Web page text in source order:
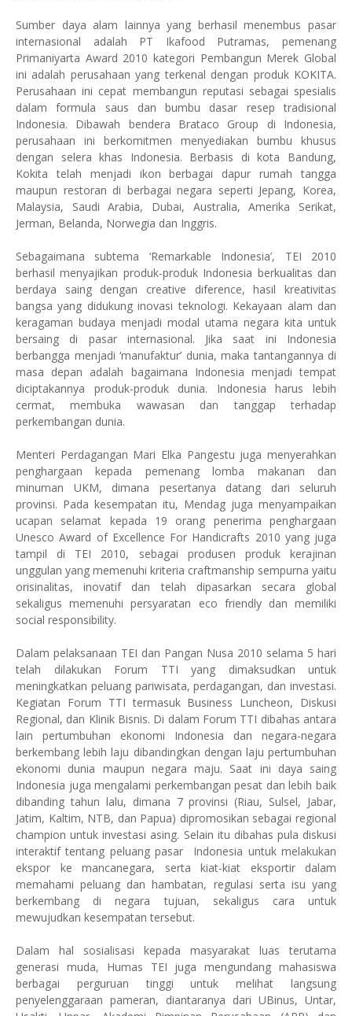
Sumber daya alam lainnya yang berhasil menembus pasar
internasional adalah PT Ikafood Putramas, pemenang
Primaniyarta Award 2010 kategori Pembangun Merek Global
ini adalah perusahaan yang terkenal dengan produk KOKITA.
Perusahaan ini cepat membangun reputasi sebagai spesialis
dalam formula saus dan bumbu dasar resep tradisional
Indonesia. Dibawah bendera Brataco Group di Indonesia,
perusahaan ini berkomitmen menyediakan bumbu khusus
dengan selera khas Indonesia. Berbasis di kota Bandung,
Kokita telah menjadi ikon berbagai dapur rumah tangga
maupun restoran di berbagai negara seperti Jepang, Korea,
Malaysia, Saudi Arabia, Dubai, Australia, Amerika Serikat,
Jerman, Belanda, Norwegia dan Inggris.
Sebagaimana subtema ‘Remarkable Indonesia’, TEI 2010
berhasil menyajikan produk-produk Indonesia berkualitas dan
berdaya saing dengan creative diference, hasilkreativitas
bangsa yang didukunginovasi teknologi. Kekayaan alam dan
keragaman budaya menjadi modal utama negara kita untuk
bersaing di pasar internasional. Jika saat ini Indonesia
berbangga menjadi ‘manufaktur’ dunia, maka tantangannya di
masa depan adalah bagaimana Indonesia menjadi tempat
diciptakannya produk-produk dunia. Indonesia harus lebih
cermat, membuka wawasan dan tanggap terhadap
perkembangan dunia.
Menteri Perdagangan Mari Elka Pangestu juga menyerahkan
penghargaan kepada pemenang lomba makanan dan
minuman UKM, dimana pesertanya datang dari seluruh
provinsi. Pada kesempatan itu, Mendag juga menyampaikan
ucapan selamat kepada 19 orang penerima penghargaan
Unesco Award of Excellence For Handicrafts 2010 yang juga
tampil di TEI 2010, sebagai produsen produk kerajinan
unggulan yang memenuhi kriteria craftmanship sempurna yaitu
orisinalitas, inovatif dan telah dipasarkan secara global
sekaligus memenuhi persyaratan eco friendly dan memiliki
social responsibility.
Dalam pelaksanaan TEI dan Pangan Nusa 2010 selama 5 hari
telah dilakukan Forum TTI yang dimaksudkan untuk
meningkatkan peluang pariwisata, perdagangan, dan investasi.
Kegiatan Forum TTI termasuk Business Luncheon, Diskusi
Regional, dan Klinik Bisnis. Di dalam Forum TTI dibahas antara
lain pertumbuhan ekonomi Indonesia dan negara-negara
berkembang lebih laju dibandingkan dengan laju pertumbuhan
ekonomi dunia maupun negara maju. Saat ini daya saing
Indonesia juga mengalami perkembangan pesat danlebih baik
dibanding tahun lalu, dimana 7 provinsi (Riau, Sulsel, Jabar,
Jatim, Kaltim, NTB, dan Papua) dipromosikan sebagai regional
championuntuk investasi asing. Selain itu dibahas pula diskusi
interaktif tentang peluang pasar Indonesia untuk melakukan
ekspor ke mancanegara, serta kiat-kiat eksportir dalam
memahami peluang dan hambatan, regulasi serta isu yang
berkembang di negara tujuan, sekaligus cara untuk
mewujudkan kesempatan tersebut.
Dalam hal sosialisasi kepada masyarakat luas terutama
generasi muda, Humas TEI juga mengundang mahasiswa
berbagai perguruan tinggi untuk melihat langsung
penyelenggaraan pameran, diantaranya dari UBinus, Untar,